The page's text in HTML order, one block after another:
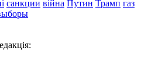
санкции війна Путин Трамп газ